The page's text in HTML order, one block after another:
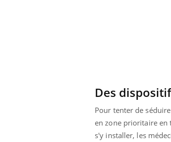
Des
Pour tenter de
en zone prioritaire en
s'y installer, les